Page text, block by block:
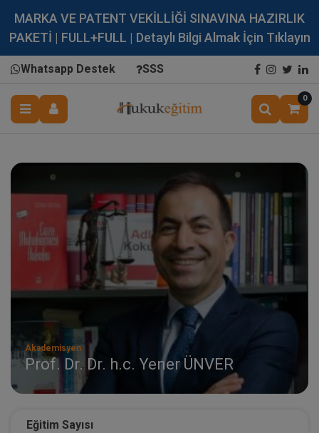
MARKA VE PATENT VEKİLLİĞİ SINAVINA HAZIRLIK
PAKETİ | FULL+FULL | Detaylı Bilgi Almak İçin Tıklayın
Whatsapp Destek SSS
0
Akademisyen
Prof. Dr. Dr. h.c. Yener ÜNVER
Eğitim Sayısı